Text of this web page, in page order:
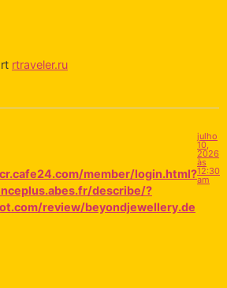
rtraveler.ru
member/login.html?
describe/?
review/beyondjewellery.de
julho
10,
2026
às
12:30
am